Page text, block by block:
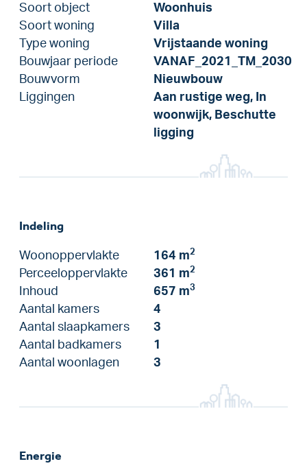
Soort object
Woonhuis
Soort woning
Villa
Type woning
Vrijstaande woning
Bouwjaar periode
VANAF_2021_TM_2030
Bouwvorm
Nieuwbouw
Liggingen
Aan rustige weg, In
woonwijk, Beschutte
ligging
Indeling
Woonoppervlakte 164 m2
Perceeloppervlakte 361 m2
Inhoud 657 m3
Aantal kamers
4
Aantal slaapkamers
3
Aantal badkamers
1
Aantal woonlagen
3
Energie